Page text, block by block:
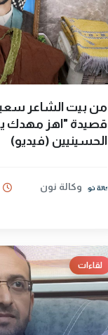
من بيت الشاعر سعيد
قصيدة "اهز مهدك
الحسينيين (فيديو)
وكالة نون
لقاءات